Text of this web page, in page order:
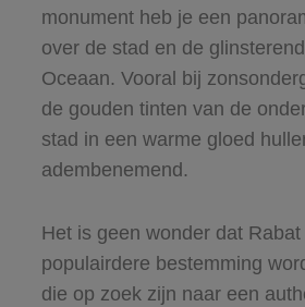
monument heb je een
over de stad en de
Oceaan. Vooral bij
de gouden tinten van de
stad in een warme gloed
adembenemend.
Het is geen wonder dat
populairdere bestemming
die op zoek zijn naar een